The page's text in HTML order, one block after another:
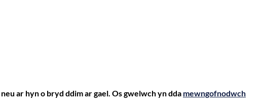
ar hyn o bryd ddim ar gael. Os gwelwch yn dda mewngofnodwch